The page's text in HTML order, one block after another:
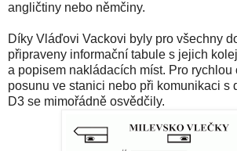
angličtiny nebo němčiny.
Díky Vláďovi Vackovi byly pro všechny
připraveny informační tabule s jejich
a popisem nakládacích míst. Pro rychlou
posunu ve stanici nebo při komunikaci s
D3 se mimořádně osvědčily.